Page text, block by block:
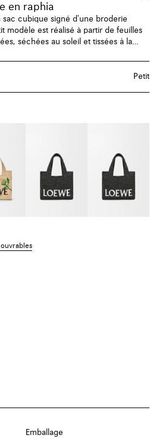
en raphia
sac cubique signé d'une broderie
modèle est réalisé à partir de feuilles
séchées au soleil et tissées à la
Petit
Emballage